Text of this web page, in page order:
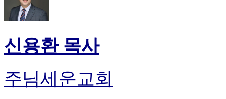
신용환 목사
주님세운교회